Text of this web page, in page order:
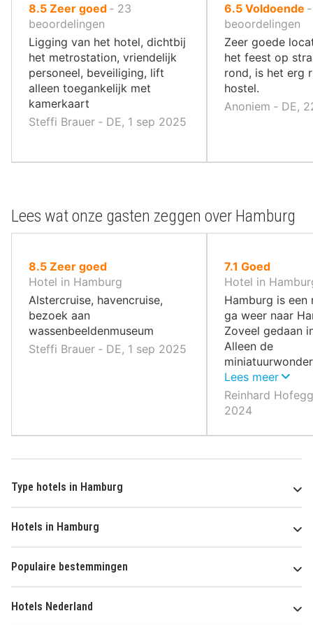
8.5uit
10
,
Zeer goed ‐ 23
beoordelingen
Ligging van het hotel, dichtbij
het metrostation, vriendelijk
personeel, beveiliging, lift
alleen toegankelijk met
kamerkaart
Steffi Brauer ‐ DE, 1 sep 2025
6.5uit
10
,
Voldoende
beoordelingen
Zeer goede
het feest op
rond, is het erg
hostel.
Anoniem ‐ DE,
Lees wat onze gasten zeggen over Hamburg
8.5uit
10
,
Zeer goed
Hotel in Hamburg
Alstercruise, havencruise,
bezoek aan
wassenbeeldenmuseum
Steffi Brauer ‐ DE, 1 sep 2025
7.1 uit
10
,
Goed
Hotel in
Hamburg is een
ga weer naar
Zoveel gedaan
Alleen de
reis waard. Ik
naar de
Hamburg. De
Lees meer
Reinhard
2024
Type hotels in Hamburg
Hotels in Hamburg
Populaire bestemmingen
Hotels Nederland